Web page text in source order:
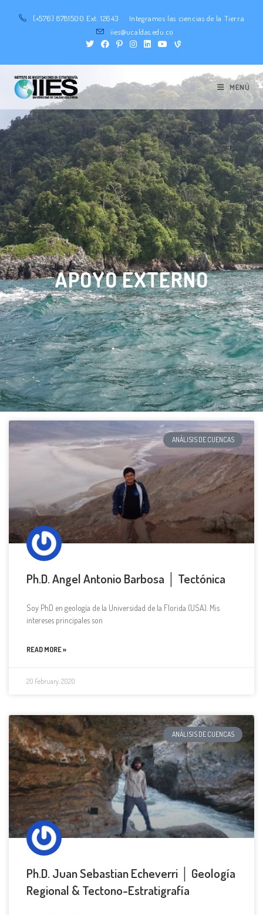
(+576) 8781500 Ext. 12643
Integramos las ciencias de la Tierra
iies@ucaldas.edu.co
MENÚ
APOYO EXTERNO
ANÁLISIS DE CUENCAS
Ph.D. Angel Antonio Barbosa │ Tectónica
Soy PhD en geología de la Universidad de la Florida (USA). Mis
intereses principales son
READ MORE »
20 February, 2020
ANÁLISIS DE CUENCAS
Ph.D. Juan Sebastian Echeverri │ Geología
Regional & Tectono-Estratigrafía